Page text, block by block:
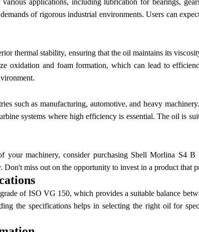
applications, including lubrication for bearings,
of rigorous industrial environments. Users can
thermal stability, ensuring that the oil maintains its
oxidation and foam formation, which can lead to
such as manufacturing, automotive, and heavy
systems where high efficiency is essential. The oil is
machinery, consider purchasing Shell Morlina S4
miss out on the opportunity to invest in a product
of ISO VG 150, which provides a suitable balance
the specifications helps in selecting the right oil for